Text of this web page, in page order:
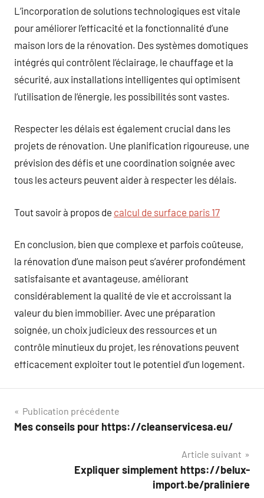
L’incorporation de solutions technologiques est vitale
pour améliorer l’efficacité et la fonctionnalité d’une
maison lors de la rénovation. Des systèmes domotiques
intégrés qui contrôlent l’éclairage, le chauffage et la
sécurité, aux installations intelligentes qui optimisent
l’utilisation de l’énergie, les possibilités sont vastes.
Respecter les délais est également crucial dans les
projets de rénovation. Une planification rigoureuse, une
prévision des défis et une coordination soignée avec
tous les acteurs peuvent aider à respecter les délais.
Tout savoir à propos de calcul de surface paris 17
En conclusion, bien que complexe et parfois coûteuse,
la rénovation d’une maison peut s’avérer profondément
satisfaisante et avantageuse, améliorant
considérablement la qualité de vie et accroissant la
valeur du bien immobilier. Avec une préparation
soignée, un choix judicieux des ressources et un
contrôle minutieux du projet, les rénovations peuvent
efficacement exploiter tout le potentiel d’un logement.
Navigation
de
Publication précédente
Mes conseils pour https://cleanservicesa.eu/
Article suivant
Expliquer simplement https://belux-
import.be/praliniere